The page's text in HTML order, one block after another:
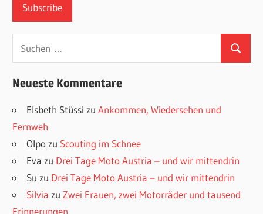
Suchen
nach:
Suchen
Neueste Kommentare
Elsbeth Stüssi zuAnkommen, Wiedersehen und
Fernweh
Olpo zu Scouting im Schnee
Eva zu Drei Tage Moto Austria – und wir mittendrin
Su zu Drei Tage Moto Austria – und wir mittendrin
Silvia zuZwei Frauen, zwei Motorräder und tausend
Erinnerungen